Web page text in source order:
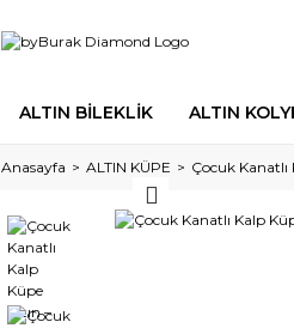
ALTIN BİLEKLİK ALTIN
Anasayfa ALTIN KÜPE Çocuk